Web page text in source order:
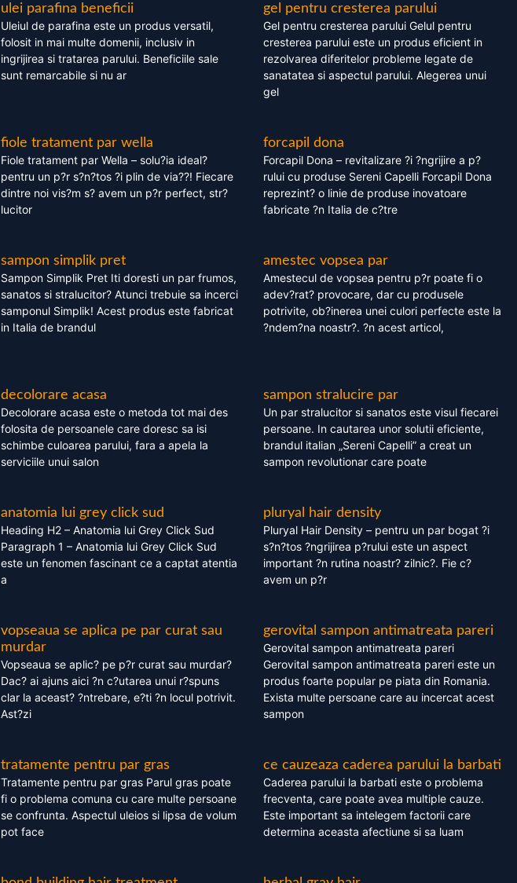
ulei parafina beneficii
Uleiul de parafina este un produs versatil,
folosit in mai multe domenii, inclusiv in
ingrijirea si tratarea parului. Beneficiile sale
sunt remarcabile si nu ar
gel pentru cresterea parului
Gel pentru cresterea parului Gelul pentru
cresterea parului este un produs eficient in
rezolvarea diferitelor probleme legate de
sanatatea si aspectul parului. Alegerea unui
gel
fiole tratament par wella
Fiole tratament par Wella – solu?ia ideal?
pentru un p?r s?n?tos ?i plin de via??! Fiecare
dintre noi vis?m s? avem un p?r perfect, str?
lucitor
forcapil dona
Forcapil Dona – revitalizare ?i ?ngrijire a p?
rului cu produse Sereni Capelli Forcapil Dona
reprezint? o linie de produse inovatoare
fabricate ?n Italia de c?tre
sampon simplik pret
Sampon Simplik Pret Iti doresti un par frumos,
sanatos si stralucitor? Atunci trebuie sa incerci
samponul Simplik! Acest produs este fabricat
in Italia de brandul
amestec vopsea par
Amestecul de vopsea pentru p?r poate fi o
adev?rat? provocare, dar cu produsele
potrivite, ob?inerea unei culori perfecte este la
?ndem?na noastr?. ?n acest articol,
decolorare acasa
Decolorare acasa este o metoda tot mai des
folosita de persoanele care doresc sa isi
schimbe culoarea parului, fara a apela la
serviciile unui salon
sampon stralucire par
Un par stralucitor si sanatos este visul fiecarei
persoane. In cautarea unor solutii eficiente,
brandul italian „Sereni Capelli” a creat un
sampon revolutionar care poate
anatomia lui grey click sud
Heading H2 – Anatomia lui Grey Click Sud
Paragraph 1 – Anatomia lui Grey Click Sud
este un fenomen fascinant ce a captat atentia
a
pluryal hair density
Pluryal Hair Density – pentru un par bogat ?i
s?n?tos ?ngrijirea p?rului este un aspect
important ?n rutina noastr? zilnic?. Fie c?
avem un p?r
vopseaua se aplica pe par curat sau
murdar
Vopseaua se aplic? pe p?r curat sau murdar?
Dac? ai ajuns aici ?n c?utarea unui r?spuns
clar la aceast? ?ntrebare, e?ti ?n locul potrivit.
Ast?zi
gerovital sampon antimatreata pareri
Gerovital sampon antimatreata pareri
Gerovital sampon antimatreata pareri este un
produs foarte popular pe piata din Romania.
Exista multe persoane care au incercat acest
sampon
tratamente pentru par gras
Tratamente pentru par gras Parul gras poate
fi o problema comuna cu care multe persoane
se confrunta. Aspectul uleios si lipsa de volum
pot face
ce cauzeaza caderea parului la barbati
Caderea parului la barbati este o problema
frecventa, care poate avea multiple cauze.
Este important sa intelegem factorii care
determina aceasta afectiune si sa luam